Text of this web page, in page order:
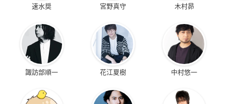
速水奨 宮野真守 木村昴
諏訪部順一 花江夏樹 中村悠一